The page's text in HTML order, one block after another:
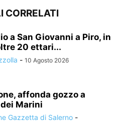
CORRELATI
a San Giovanni a Piro, in
20 ettari...
- 10 Agosto 2026
affonda gozzo a
Marini
Gazzetta di Salerno -